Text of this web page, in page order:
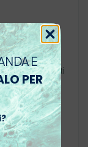
Usi
fosforescenti
vita ai tuoi
E
PER